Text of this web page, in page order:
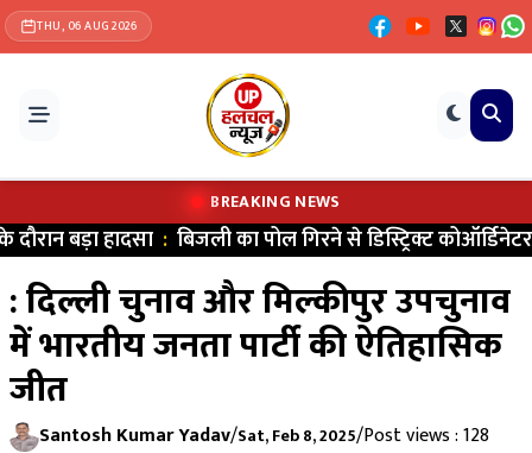
THU, 06 AUG 2026
BREAKING NEWS
बड़ा हादसा:बिजली का पोल गिरने से डिस्ट्रिक्ट कोऑर्डिनेटर
: दिल्ली चुनाव और मिल्कीपुर उपचुनाव
में भारतीय जनता पार्टी की ऐतिहासिक
जीत
Santosh Kumar Yadav/Sat, Feb 8, 2025/Post views : 128